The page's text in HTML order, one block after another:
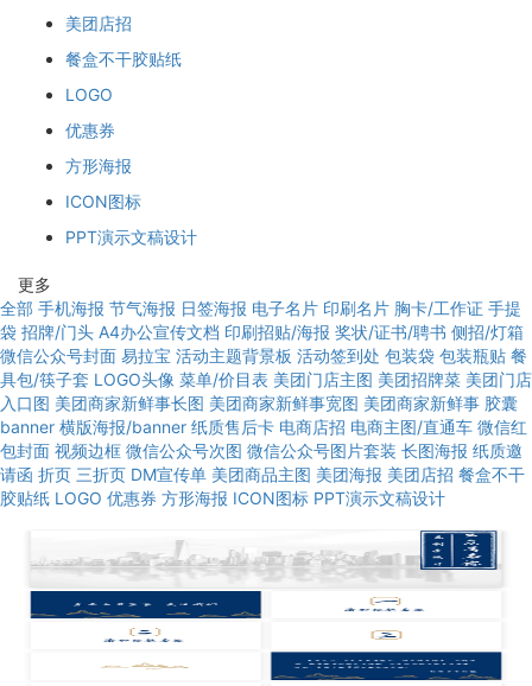
美团店招
餐盒不干胶贴纸
LOGO
优惠券
方形海报
ICON图标
PPT演示文稿设计
更多
全部 手机海报 节气海报 日签海报 电子名片 印刷名片 胸卡/工作证 手提
袋 招牌/门头 A4办公宣传文档 印刷招贴/海报 奖状/证书/聘书 侧招/灯箱
微信公众号封面 易拉宝 活动主题背景板 活动签到处 包装袋 包装瓶贴 餐
具包/筷子套 LOGO头像 菜单/价目表 美团门店主图 美团招牌菜 美团门店
入口图 美团商家新鲜事长图 美团商家新鲜事宽图 美团商家新鲜事 胶囊
banner 横版海报/banner 纸质售后卡 电商店招 电商主图/直通车 微信红
包封面 视频边框 微信公众号次图 微信公众号图片套装 长图海报 纸质邀
请函 折页 三折页 DM宣传单 美团商品主图 美团海报 美团店招 餐盒不干
胶贴纸 LOGO 优惠券 方形海报 ICON图标 PPT演示文稿设计